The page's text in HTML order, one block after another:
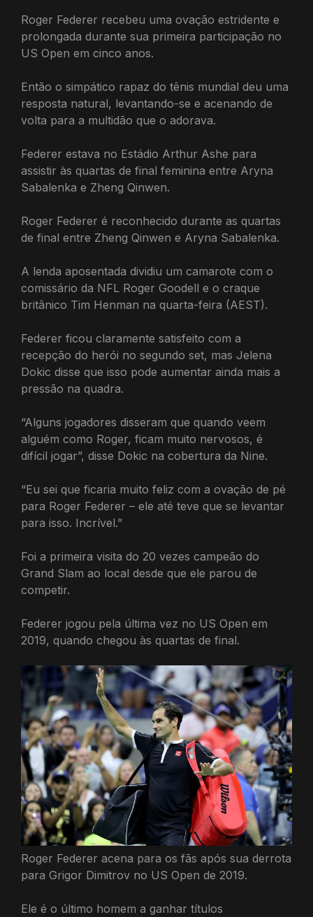
Roger Federer recebeu uma ovação estridente e
prolongada durante sua primeira participação no
US Open em cinco anos.
Então o simpático rapaz do tênis mundial deu uma
resposta natural, levantando-se e acenando de
volta para a multidão que o adorava.
Federer estava no Estádio Arthur Ashe para
assistir às quartas de final feminina entre Aryna
Sabalenka e Zheng Qinwen.
Roger Federer é reconhecido durante as quartas
de final entre Zheng Qinwen e Aryna Sabalenka.
A lenda aposentada dividiu um camarote com o
comissário da NFL Roger Goodell e o craque
britânico Tim Henman na quarta-feira (AEST).
Federer ficou claramente satisfeito com a
recepção do herói no segundo set, mas Jelena
Dokic disse que isso pode aumentar ainda mais a
pressão na quadra.
“Alguns jogadores disseram que quando veem
alguém como Roger, ficam muito nervosos, é
difícil jogar”, disse Dokic na cobertura da Nine.
“Eu sei que ficaria muito feliz com a ovação de pé
para Roger Federer – ele até teve que se levantar
para isso. Incrível.”
Foi a primeira visita do 20 vezes campeão do
Grand Slam ao local desde que ele parou de
competir.
Federer jogou pela última vez no US Open em
2019, quando chegou às quartas de final.
Roger Federer acena para os fãs após sua derrota
para Grigor Dimitrov no US Open de 2019.
Ele é o último homem a ganhar títulos